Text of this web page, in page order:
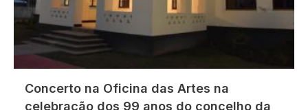
Concerto na Oficina das Artes na
celebração dos 99 anos do concelho da